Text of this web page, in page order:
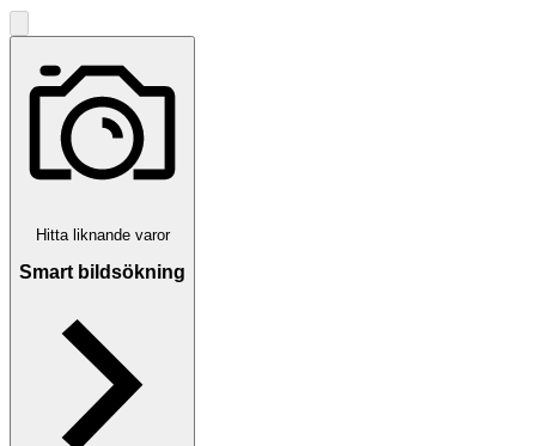
Hitta liknande varor
Smart bildsökning